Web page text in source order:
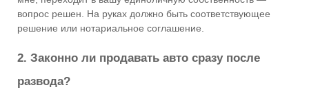
вопрос решен. На руках должно быть соответствующее
решение или нотариальное соглашение.
2. Законно ли продавать авто сразу после
развода?